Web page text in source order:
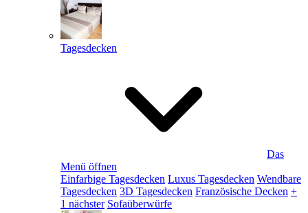
Tagesdecken
Das
Menü öffnen
Einfarbige Tagesdecken Luxus Tagesdecken Wendbare
Tagesdecken 3D Tagesdecken Französische Decken +
1 nächster Sofaüberwürfe